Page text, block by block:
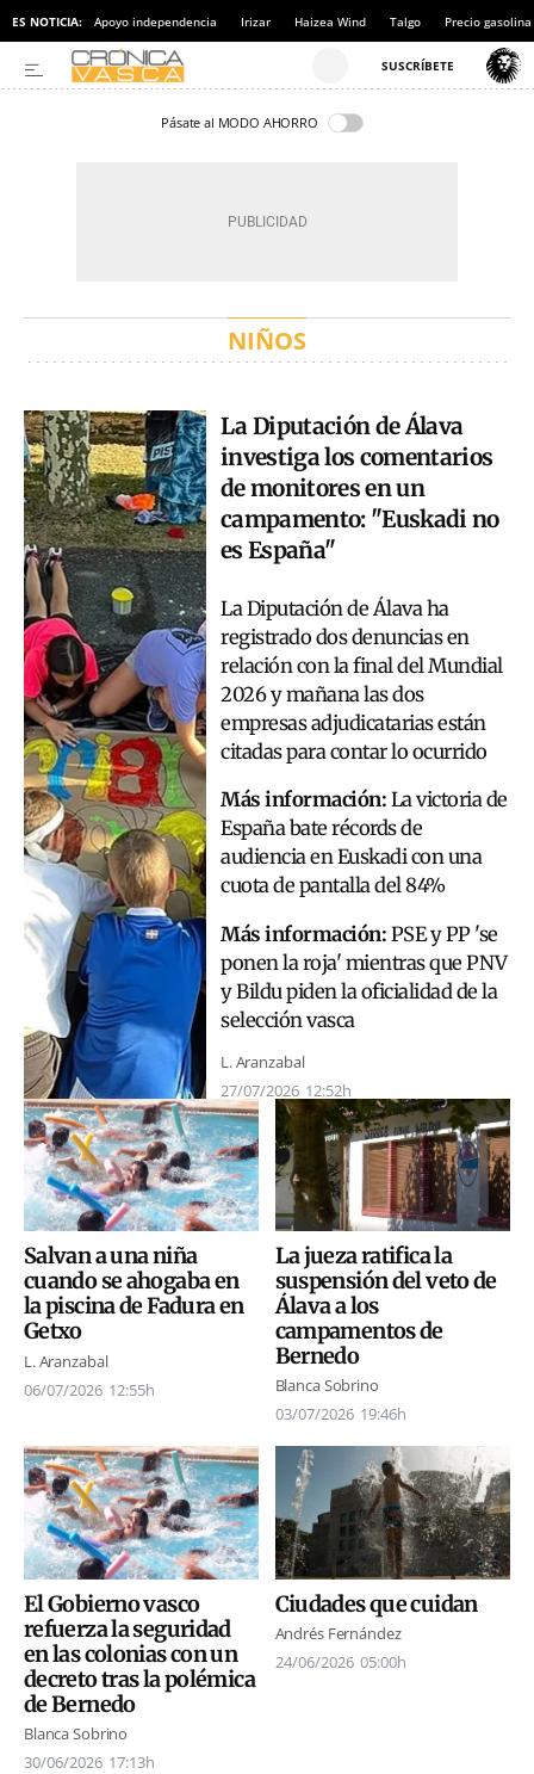
ES NOTICIA: Apoyo independencia Irizar Haizea Wind Talgo Precio gasolina
Pásate al MODO AHORRO
NIÑOS
La Diputación de Álava
investiga los comentarios
de monitores en un
campamento: "Euskadi no
es España"
La Diputación de Álava ha
registrado dos denuncias en
relación con la final del Mundial
2026 y mañana las dos
empresas adjudicatarias están
citadas para contar lo ocurrido
Más información:La victoria de
España bate récords de
audiencia en Euskadi con una
cuota de pantalla del 84%
Más información:PSE y PP 'se
ponen la roja' mientras que PNV
y Bildu piden la oficialidad de la
selección vasca
L. Aranzabal
27/07/2026 12:52h
Salvan a una niña
cuando se ahogaba en
la piscina de Fadura en
Getxo
L. Aranzabal
06/07/2026 12:55h
La jueza ratifica la
suspensión del veto de
Álava a los
campamentos de
Bernedo
Blanca Sobrino
03/07/2026 19:46h
El Gobierno vasco
refuerza la seguridad
en las colonias con un
decreto tras la polémica
de Bernedo
Blanca Sobrino
30/06/2026 17:13h
Ciudades que cuidan
Andrés Fernández
24/06/2026 05:00h